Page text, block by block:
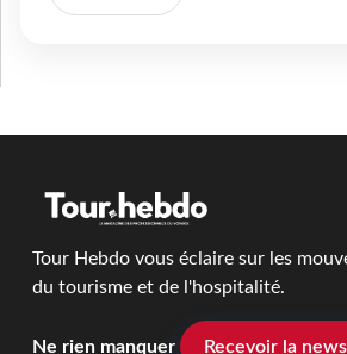
Tour Hebdo vous éclaire sur les
du tourisme et de l'hospitalité.
Ne rien manquer Recevoir la